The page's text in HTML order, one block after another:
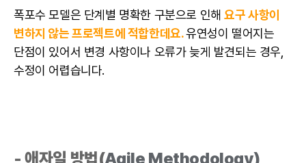
폭포수 모델은 단계별 명확한 구분으로 인해요구 사항이
변하지 않는 프로젝트에 적합한데요.유연성이 떨어지는
단점이 있어서 변경 사항이나 오류가 늦게 발견되는 경우,
수정이 어렵습니다.
-애자일 방법(Agile Methodology)